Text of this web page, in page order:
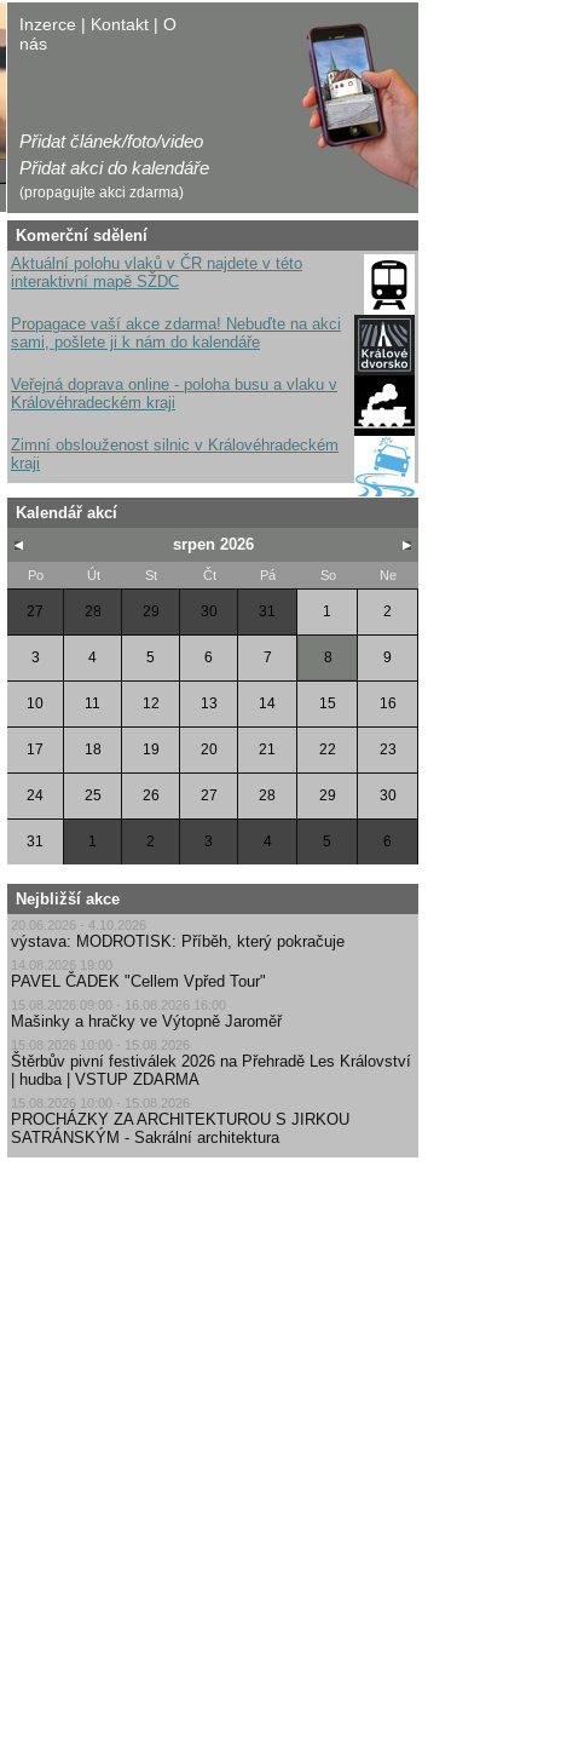
Inzerce | Kontakt | O
nás
Přidat článek/foto/video
Přidat akci do kalendáře
(propagujte akci zdarma)
Komerční sdělení
Aktuální polohu vlaků v ČR najdete v této
interaktivní mapě SŽDC
Propagace vaší akce zdarma! Nebuďte na akci
sami, pošlete ji k nám do kalendáře
Veřejná doprava online - poloha busu a vlaku v
Královéhradeckém kraji
Zimní obslouženost silnic v Královéhradeckém
kraji
Kalendář akcí
srpen 2026
Po Út St Čt Pá So Ne
27 28 29 30 31 1 2
3 4 5 6 7 8 9
10 11 12 13 14 15 16
17 18 19 20 21 22 23
24 25 26 27 28 29 30
31 1 2 3 4 5 6
Nejbližší akce
20.06.2026 - 4.10.2026
výstava: MODROTISK: Příběh, který pokračuje
14.08.2026 19:00
PAVEL ČADEK "Cellem Vpřed Tour"
15.08.2026 09:00 - 16.08.2026 16:00
Mašinky a hračky ve Výtopně Jaroměř
15.08.2026 10:00 - 15.08.2026
Štěrbův pivní festiválek 2026 na Přehradě Les Království
| hudba | VSTUP ZDARMA
15.08.2026 10:00 - 15.08.2026
PROCHÁZKY ZA ARCHITEKTUROU S JIRKOU
SATRÁNSKÝM - Sakrální architektura